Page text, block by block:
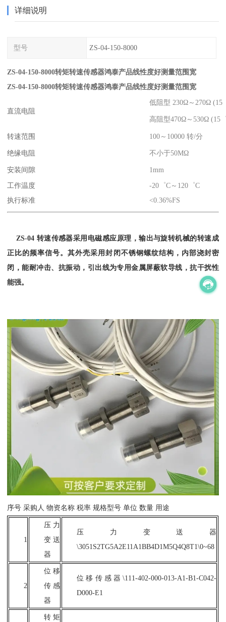
详细说明
型号 ZS-04-150-8000
ZS-04-150-8000转矩转速传感器鸿泰产品线性度好测量范围宽
ZS-04-150-8000转矩转速传感器鸿泰产品线性度好测量范围宽
直流电阻
低阻型 230Ω～270Ω (15
高阻型470Ω～530Ω (15
转速范围 100～10000 转/分
绝缘电阻 不小于50MΩ
安装间隙
1mm
工作温度
-20゜C～120゜C
执行标准
<0.36%FS
ZS-04 转速传感器采用电磁感应原理，输出与旋转机械的转速成
正比的频率信号。其外壳采用封闭不锈钢螺纹结构，内部浇封密
闭，能耐冲击、抗振动，引出线为专用金属屏蔽软导线，抗干扰性
能强。
序号 采购人 物资名称 税率 规格型号 单位 数量 用途
1
压力
变送
器
压力变送器
\3051S2TG5A2E11A1BB4D1M5Q4Q8T1\0~68
2
位移
传感
器
位移传感器\111-402-000-013-A1-B1-C042-
D000-E1
转矩